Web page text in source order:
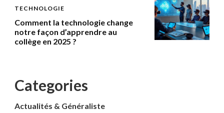
TECHNOLOGIE
Comment la technologie change
notre façon d’apprendre au
collège en 2025 ?
Categories
Actualités & Généraliste